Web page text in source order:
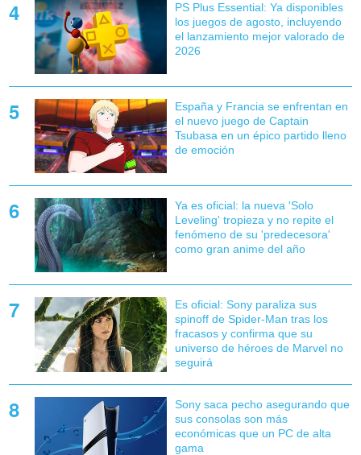
PS Plus Essential: Ya disponibles
los juegos de agosto, incluyendo
el lanzamiento mejor valorado de
2026
España y Francia se enfrentan en
el nuevo juego de Captain
Tsubasa en un épico partido lleno
de emoción
Ya es oficial: la nueva 'Solo
Leveling' tropieza y no repite el
fenómeno de su 'predecesora'
como gran anime del año
Es oficial: Sony paraliza sus
spinoff de Spider-Man tras los
fracasos y confirma que su
universo de héroes de Marvel no
seguirá
Sony saca pecho asegurando que
sus consolas son más
económicas que un PC de alta
gama